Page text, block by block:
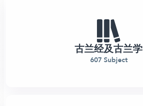
古兰经及古兰学
607 Subject